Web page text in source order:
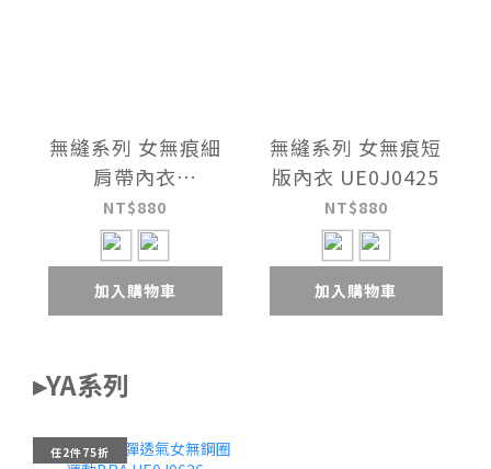
無縫系列 女無痕細
肩帶內衣
UE0J0525
NT$880
加入購物車
無縫系列 女無痕短
版內衣 UE0J0425
NT$880
加入購物車
▸YA系列
任2件75折